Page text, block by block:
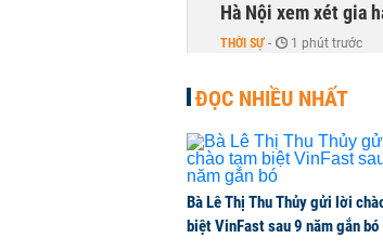
Hà Nội xem xét gia
THỜI SỰ - 1 phút trước
Lịch cổ tức tuần tới:
DOANH NGHIỆP - 1 phút
TOP 10 ngân hàng
Vietcombank quán
ĐỌC NHIỀU NHẤT
Bà Lê Thị Thu Thủy gửi lời
biệt VinFast sau 9 năm gắn bó